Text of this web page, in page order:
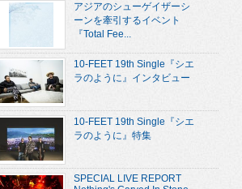
アジアのシューゲイザーシ
ーンを牽引するイベント
『Total Fee...
10-FEET 19th Single『シエ
ラのように』インタビュー
10-FEET 19th Single『シエ
ラのように』特集
SPECIAL LIVE REPORT